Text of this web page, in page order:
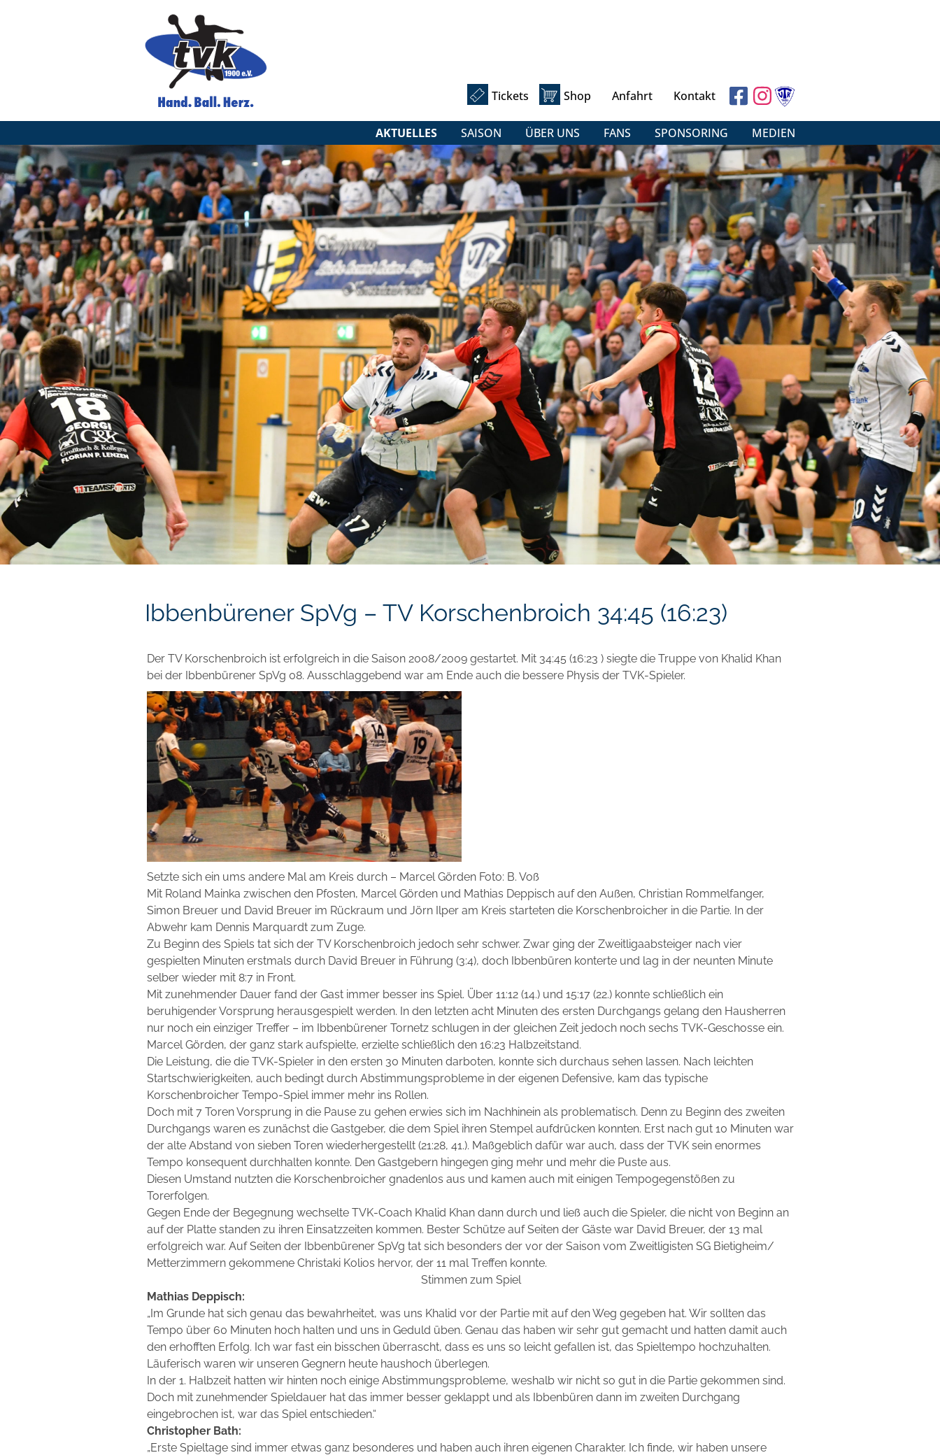
Kontakt
Anfahrt
Shop
Tickets
AKTUELLES SAISON ÜBER UNS FANS SPONSORING MEDIEN
Ibbenbürener SpVg – TV Korschenbroich 34:45 (16:23)
Der TV Korschenbroich ist erfolgreich in die Saison 2008/2009 gestartet. Mit 34:45 (16:23 ) siegte die Truppe von Khalid Khan
bei der Ibbenbürener SpVg 08. Ausschlaggebend war am Ende auch die bessere Physis der TVK-Spieler.
Setzte sich ein ums andere Mal am Kreis durch – Marcel Görden Foto: B. Voß
Mit Roland Mainka zwischen den Pfosten, Marcel Görden und Mathias Deppisch auf den Außen, Christian Rommelfanger,
Simon Breuer und David Breuer im Rückraum und Jörn Ilper am Kreis starteten die Korschenbroicher in die Partie. In der
Abwehr kam Dennis Marquardt zum Zuge.
Zu Beginn des Spiels tat sich der TV Korschenbroich jedoch sehr schwer. Zwar ging der Zweitligaabsteiger nach vier
gespielten Minuten erstmals durch David Breuer in Führung (3:4), doch Ibbenbüren konterte und lag in der neunten Minute
selber wieder mit 8:7 in Front.
Mit zunehmender Dauer fand der Gast immer besser ins Spiel. Über 11:12 (14.) und 15:17 (22.) konnte schließlich ein
beruhigender Vorsprung herausgespielt werden. In den letzten acht Minuten des ersten Durchgangs gelang den Hausherren
nur noch ein einziger Treffer – im Ibbenbürener Tornetz schlugen in der gleichen Zeit jedoch noch sechs TVK-Geschosse ein.
Marcel Görden, der ganz stark aufspielte, erzielte schließlich den 16:23 Halbzeitstand.
Die Leistung, die die TVK-Spieler in den ersten 30 Minuten darboten, konnte sich durchaus sehen lassen. Nach leichten
Startschwierigkeiten, auch bedingt durch Abstimmungsprobleme in der eigenen Defensive, kam das typische
Korschenbroicher Tempo-Spiel immer mehr ins Rollen.
Doch mit 7 Toren Vorsprung in die Pause zu gehen erwies sich im Nachhinein als problematisch. Denn zu Beginn des zweiten
Durchgangs waren es zunächst die Gastgeber, die dem Spiel ihren Stempel aufdrücken konnten. Erst nach gut 10 Minuten war
der alte Abstand von sieben Toren wiederhergestellt (21:28, 41.). Maßgeblich dafür war auch, dass der TVK sein enormes
Tempo konsequent durchhalten konnte. Den Gastgebern hingegen ging mehr und mehr die Puste aus.
Diesen Umstand nutzten die Korschenbroicher gnadenlos aus und kamen auch mit einigen Tempogegenstößen zu
Torerfolgen.
Gegen Ende der Begegnung wechselte TVK-Coach Khalid Khan dann durch und ließ auch die Spieler, die nicht von Beginn an
auf der Platte standen zu ihren Einsatzzeiten kommen. Bester Schütze auf Seiten der Gäste war David Breuer, der 13 mal
erfolgreich war. Auf Seiten der Ibbenbürener SpVg tat sich besonders der vor der Saison vom Zweitligisten SG Bietigheim/
Metterzimmern gekommene Christaki Kolios hervor, der 11 mal Treffen konnte.
Stimmen zum Spiel
Mathias Deppisch:
„Im Grunde hat sich genau das bewahrheitet, was uns Khalid vor der Partie mit auf den Weg gegeben hat. Wir sollten das
Tempo über 60 Minuten hoch halten und uns in Geduld üben. Genau das haben wir sehr gut gemacht und hatten damit auch
den erhofften Erfolg. Ich war fast ein bisschen überrascht, dass es uns so leicht gefallen ist, das Spieltempo hochzuhalten.
Läuferisch waren wir unseren Gegnern heute haushoch überlegen.
In der 1. Halbzeit hatten wir hinten noch einige Abstimmungsprobleme, weshalb wir nicht so gut in die Partie gekommen sind.
Doch mit zunehmender Spieldauer hat das immer besser geklappt und als Ibbenbüren dann im zweiten Durchgang
eingebrochen ist, war das Spiel entschieden.“
Christopher Bath:
„Erste Spieltage sind immer etwas ganz besonderes und haben auch ihren eigenen Charakter. Ich finde, wir haben unsere